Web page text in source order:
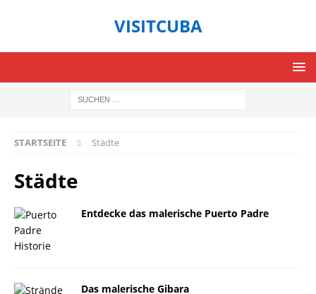
VISITCUBA
STARTSEITE Städte
Städte
Entdecke das malerische Puerto Padre
Das malerische Gibara